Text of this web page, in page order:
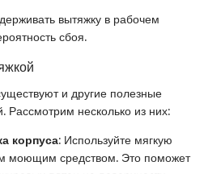
вытяжку в рабочем
сбоя.
и другие полезные
Рассмотрим несколько из них:
корпуса: Используйте мягкую
моющим средством. Это поможет